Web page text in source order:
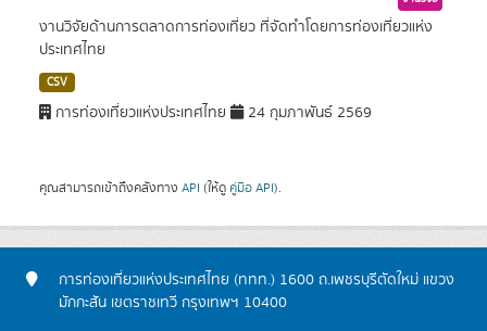
งานวิจัยด้านการตลาดการท่องเที่ยว ที่จัดทำโดยการท่องเที่ยวแห่ง
ประเทศไทย
CSV
การท่องเที่ยวแห่งประเทศไทย 24 กุมภาพันธ์ 2569
คุณสามารถเข้าถึงคลังทาง API (ให้ดู คู่มือ API).
การท่องเที่ยวแห่งประเทศไทย (ททท.) 1600 ถ.เพชรบุรีตัดใหม่ แขวง
มักกะสัน เขตราชเทวี กรุงเทพฯ 10400